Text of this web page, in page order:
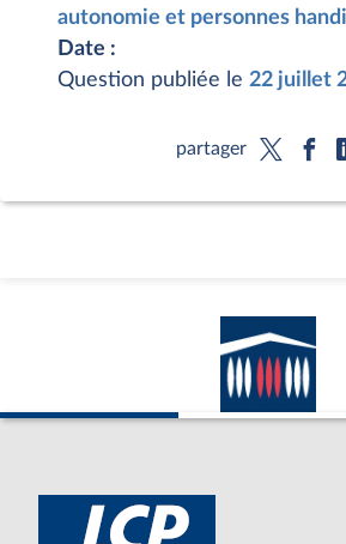
autonomie et personnes
Date :
Question publiée le 22 juillet
partager